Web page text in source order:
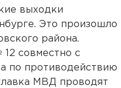
выходки
Это произошло
района.
совместно с
по противодействию
МВД проводят